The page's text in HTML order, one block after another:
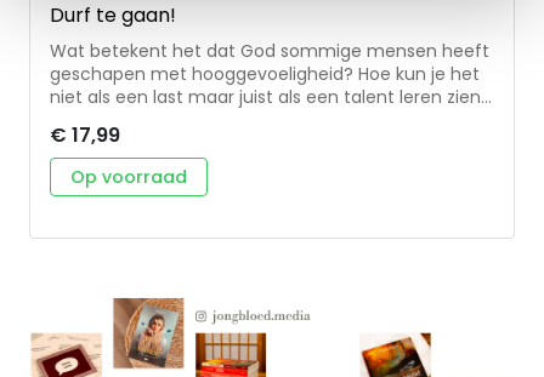
Durf te gaan!
Wat betekent het dat God sommige mensen heeft
geschapen met hooggevoeligheid? Hoe kun je het
niet als een last maar juist als een talent leren zien?
hooggevoelig. Deze mensen zijn gevoelig voor
prikkels en beleven de wereld heel intens. Er zijn al
veel boeken geschreven over hooggevoeligheid en
onderwerp. Ook in dit deel van de Sestra
€ 17,99
Op voorraad